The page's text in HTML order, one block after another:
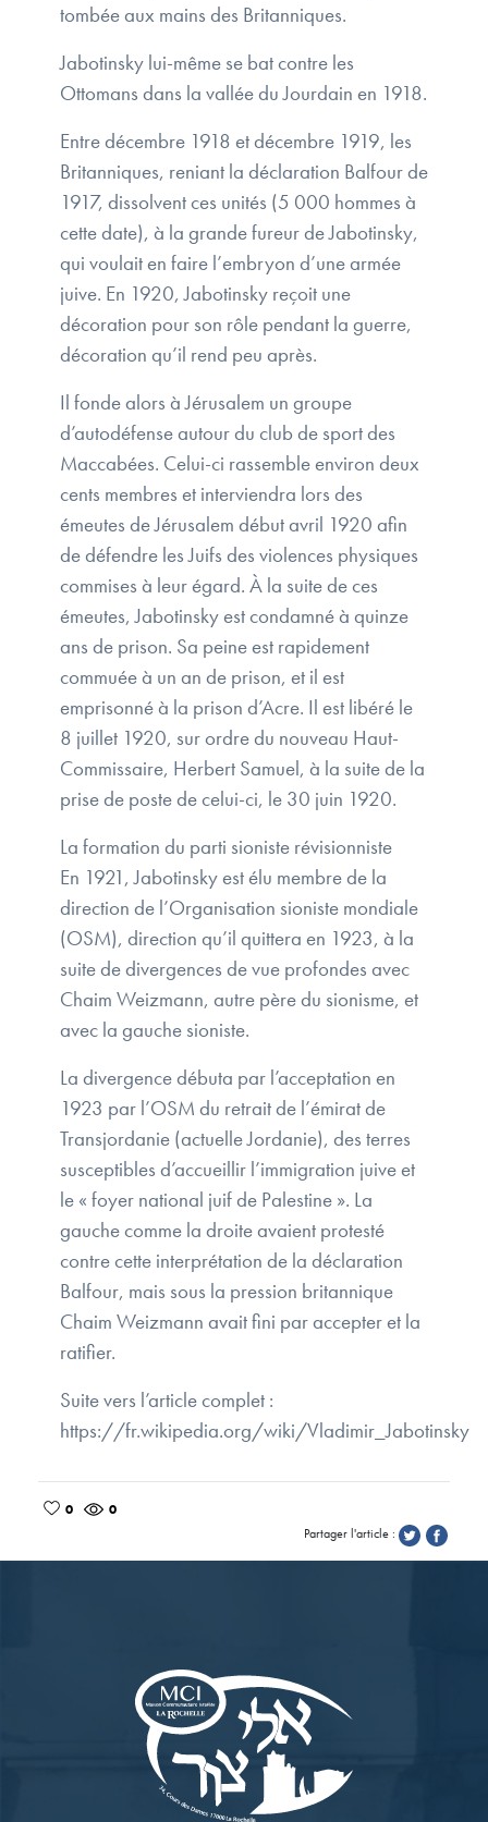
tombée aux mains des Britanniques.
Jabotinsky lui-même se bat contre les
Ottomans dans la vallée du Jourdain en 1918.
Entre décembre 1918 et décembre 1919, les
Britanniques, reniant la déclaration Balfour de
1917, dissolvent ces unités (5 000 hommes à
cette date), à la grande fureur de Jabotinsky,
qui voulait en faire l’embryon d’une armée
juive. En 1920, Jabotinsky reçoit une
décoration pour son rôle pendant la guerre,
décoration qu’il rend peu après.
Il fonde alors à Jérusalem un groupe
d’autodéfense autour du club de sport des
Maccabées. Celui-ci rassemble environ deux
cents membres et interviendra lors des
émeutes de Jérusalem début avril 1920 afin
de défendre les Juifs des violences physiques
commises à leur égard. À la suite de ces
émeutes, Jabotinsky est condamné à quinze
ans de prison. Sa peine est rapidement
commuée à un an de prison, et il est
emprisonné à la prison d’Acre. Il est libéré le
8 juillet 1920, sur ordre du nouveau Haut-
Commissaire, Herbert Samuel, à la suite de la
prise de poste de celui-ci, le 30 juin 1920.
La formation du parti sioniste révisionniste
En 1921, Jabotinsky est élu membre de la
direction de l’Organisation sioniste mondiale
(OSM), direction qu’il quittera en 1923, à la
suite de divergences de vue profondes avec
Chaim Weizmann, autre père du sionisme, et
avec la gauche sioniste.
La divergence débuta par l’acceptation en
1923 par l’OSM du retrait de l’émirat de
Transjordanie (actuelle Jordanie), des terres
susceptibles d’accueillir l’immigration juive et
le « foyer national juif de Palestine ». La
gauche comme la droite avaient protesté
contre cette interprétation de la déclaration
Balfour, mais sous la pression britannique
Chaim Weizmann avait fini par accepter et la
ratifier.
Suite vers l’article complet :
https://fr.wikipedia.org/wiki/Vladimir_Jabotinsky
0
0
Partager l'article :